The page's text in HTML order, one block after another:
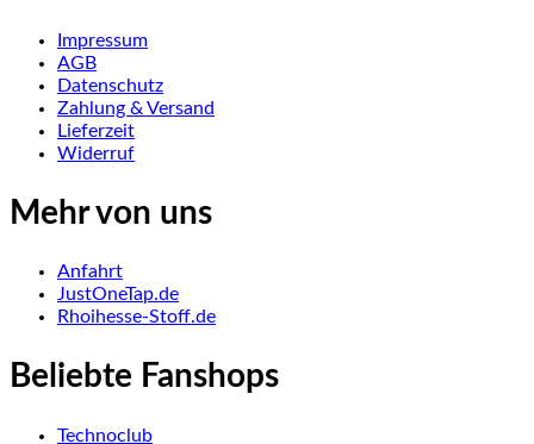
Impressum
AGB
Datenschutz
Zahlung & Versand
Lieferzeit
Widerruf
Mehr von uns
Anfahrt
JustOneTap.de
Rhoihesse-Stoff.de
Beliebte Fanshops
Technoclub